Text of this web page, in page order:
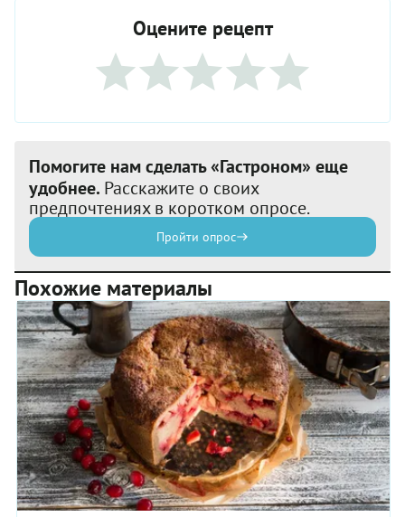
Оцените рецепт
Помогите нам сделать «Гастроном» еще
удобнее. Расскажите о своих
предпочтениях в коротком опросе.
Пройти опрос
Похожие материалы